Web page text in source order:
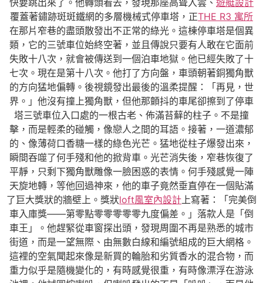
快要跳出來了。他轉頭看去，發現那座高聳入雲、 遊艇設計
覆蓋著鏽跡斑斑鐵網的多層機械式停車塔，正THE R3 寓所
在那片窄巷的盡頭散發出不正常的綠光。這棟停車塔是個異
類，它的三號車位始終空著，並且傳說只要有人敢在它面前
失敗十八次，就會被傳送到一個泊車地獄。他已經失敗了十
七次。現在是第十八次。他打了方向盤，車頭朝著銅獨角獸
的方向猛地偏轉。後視鏡發出最後的溫柔提醒：「再見，世
界。」他沒有撞上獨角獸，但他那顫抖的車尾卻擦到了停車
塔三號車位入口處的一根古老、佈滿苔蘚的柱子。不是撞
擊，而是輕柔的碰觸，像戀人之間的耳語。接著，一道濃郁
的、像薄荷口香糖一樣的綠色光芒。猛地從柱子爆發出來，
瞬間吞噬了何手殘和他的掀背車。光芒消失後，窄巷恢復了
平靜，只剩下獨角獸雕像一臉困惑的表情。何手殘感覺一陣
天旋地轉，等他回過神來，他的車子竟然垂直停在一個貼滿
了巨大獎狀的牆壁上。獎狀loft風室內設計上寫著：「完美倒
車入庫獎——第零點零零零零零九度偏差。」落款人是「倒
車王」。他趕緊從車窗探出頭，發現周圍不再是熟悉的城市
街道，而是一望無際、由無數白線和編號組成的巨大網格。
這裡的空氣聞起來像是新買的輪胎和劣質香水的混合物，而
重力似乎是隨機變化的，有時感覺很重，有時像漂浮在游泳